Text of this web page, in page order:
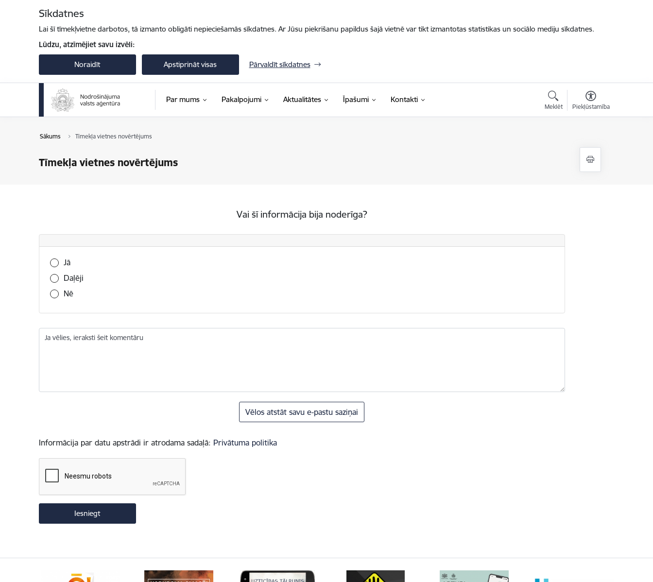
Sīkdatnes
Lai šī tīmekļvietne darbotos, tā izmanto obligāti nepieciešamās sīkdatnes. Ar Jūsu piekrišanu papildus šajā vietnē var tikt izmantotas statistikas un sociālo mediju sīkdatnes.
Lūdzu, atzīmējiet savu izvēli:
Noraidīt Apstiprināt visas Pārvaldīt sīkdatnes
Par mums Pakalpojumi Aktualitātes Īpašumi Kontakti
Meklēt Piekļūstamība
Sākums Tīmekļa vietnes novērtējums
Tīmekļa vietnes novērtējums
Vai šī informācija bija noderīga?
Vai šī informācija bija noderīga?
Jā
Daļēji
Nē
Ja vēlies, ieraksti šeit komentāru
Vēlos atstāt savu e-pastu saziņai
Informācija par datu apstrādi ir atrodama sadaļā: Privātuma politika